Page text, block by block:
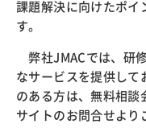
課題解決に向けたポイ
す。
弊社JMACでは、研
なサービスを提供して
のある方は、無料相談
サイトのお問合せより